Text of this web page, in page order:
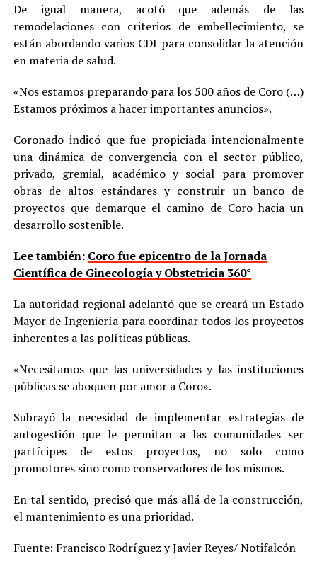
De igual manera, acotó que además de las
remodelaciones con criterios de embellecimiento, se
están abordando varios CDI para consolidar la atención
en materia de salud.
«Nos estamos preparando para los 500 años de Coro (…)
Estamos próximos a hacer importantes anuncios».
Coronado indicó que fue propiciada intencionalmente
una dinámica de convergencia con el sector público,
privado, gremial, académico y social para promover
obras de altos estándares y construir un banco de
proyectos que demarque el camino de Coro hacia un
desarrollo sostenible.
Lee también: Coro fue epicentro de la Jornada
Científica de Ginecología y Obstetricia 360°
La autoridad regional adelantó que se creará un Estado
Mayor de Ingeniería para coordinar todos los proyectos
inherentes a las políticas públicas.
«Necesitamos que las universidades y las instituciones
públicas se aboquen por amor a Coro».
Subrayó la necesidad de implementar estrategias de
autogestión que le permitan a las comunidades ser
partícipes de estos proyectos, no solo como
promotores sino como conservadores de los mismos.
En tal sentido, precisó que más allá de la construcción,
el mantenimiento es una prioridad.
Fuente: Francisco Rodríguez y Javier Reyes/ Notifalcón